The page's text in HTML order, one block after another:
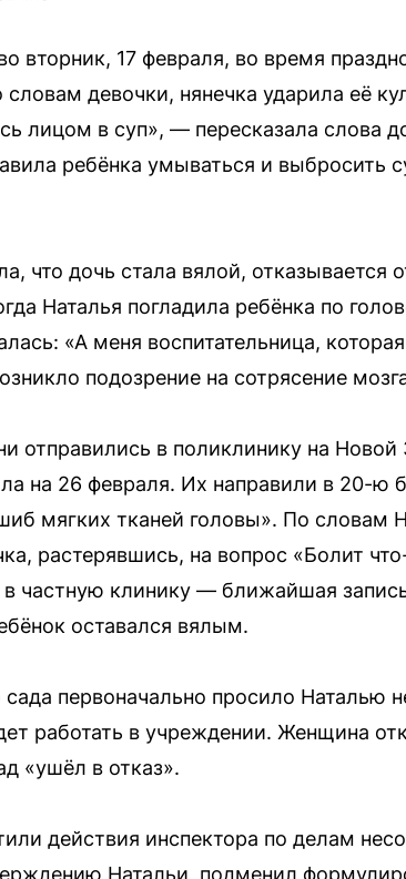
вторник, 17 февраля, во время
словам девочки, нянечка ударила её
лицом в суп», — пересказала слова
ребёнка умываться и выбросить
что дочь стала вялой, отказывается
Наталья погладила ребёнка по
«А меня воспитательница,
подозрение на сотрясение
отправились в поликлинику на
на 26 февраля. Их направили в 20-ю
мягких тканей головы». По словам
растерявшись, на вопрос «Болит
частную клинику — ближайшая
оставался вялым.
сада первоначально просило Наталью
работать в учреждении. Женщина
«ушёл в отказ».
действия инспектора по делам
Натальи, подменил